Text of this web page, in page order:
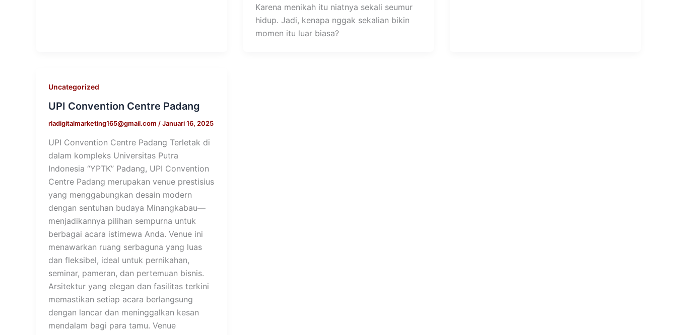
Karena menikah itu niatnya sekali seumur
hidup. Jadi, kenapa nggak sekalian bikin
momen itu luar biasa?
Uncategorized
UPI Convention Centre Padang
rladigitalmarketing165@gmail.com /Januari 16, 2025
UPI Convention Centre Padang Terletak di
dalam kompleks Universitas Putra
Indonesia “YPTK” Padang, UPI Convention
Centre Padang merupakan venue prestisius
yang menggabungkan desain modern
dengan sentuhan budaya Minangkabau—
menjadikannya pilihan sempurna untuk
berbagai acara istimewa Anda. Venue ini
menawarkan ruang serbaguna yang luas
dan fleksibel, ideal untuk pernikahan,
seminar, pameran, dan pertemuan bisnis.
Arsitektur yang elegan dan fasilitas terkini
memastikan setiap acara berlangsung
dengan lancar dan meninggalkan kesan
mendalam bagi para tamu. Venue